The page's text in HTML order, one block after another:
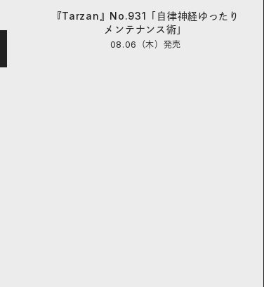
『Tarzan』No.931「自律神経ゆったり
メンテナンス術」
08.06（木） 発売